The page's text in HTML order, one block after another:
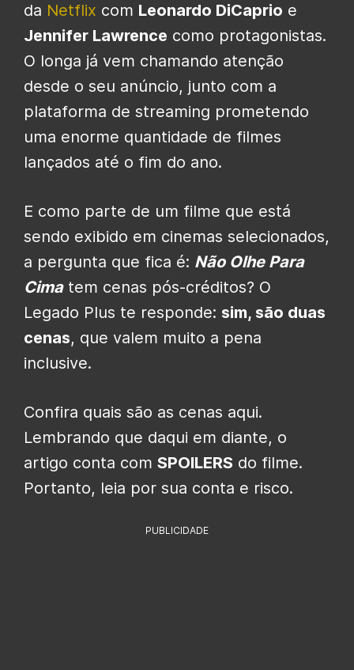
da Netflix com Leonardo DiCaprio e
Jennifer Lawrence como protagonistas.
O longa já vem chamando atenção
desde o seu anúncio, junto com a
plataforma de streaming prometendo
uma enorme quantidade de filmes
lançados até o fim do ano.
E como parte de um filme que está
sendo exibido em cinemas selecionados,
a pergunta que fica é: Não Olhe Para
Cimatem cenas pós-créditos? O
Legado Plus te responde: sim, são duas
cenas, que valem muito a pena
inclusive.
Confira quais são as cenas aqui.
Lembrando que daqui em diante, o
artigo conta com SPOILERS do filme.
Portanto, leia por sua conta e risco.
PUBLICIDADE